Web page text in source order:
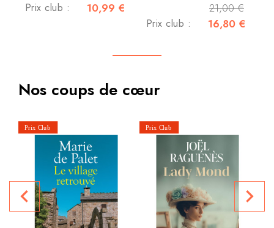
Prix club :
10,99 € 21,00 €
Prix club : 16,80 €
Nos coups de cœur
navigate_before navigate_next